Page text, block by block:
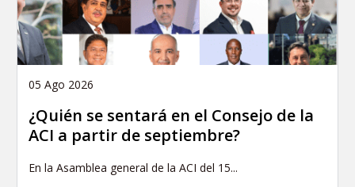
05 Ago 2026
¿Quién se sentará en el Consejo de la
ACI a partir de septiembre?
En la Asamblea general de la ACI del 15...